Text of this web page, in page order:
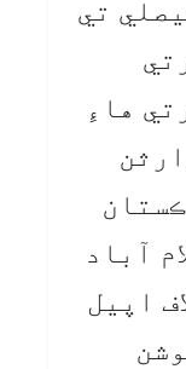
تي
هاءِ
آباد
اپيل